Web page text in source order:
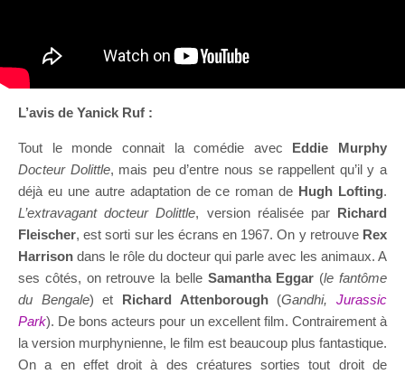
L’avis de Yanick Ruf :
Tout le monde connait la comédie avec Eddie Murphy
Docteur Dolittle, mais peu d’entre nous se rappellent qu’il y a
déjà eu une autre adaptation de ce roman de Hugh Lofting.
L’extravagant docteur Dolittle, version réalisée par Richard
Fleischer, est sorti sur les écrans en 1967. On y retrouve Rex
Harrison dans le rôle du docteur qui parle avec les animaux. A
ses côtés, on retrouve la belle Samantha Eggar (le fantôme
du Bengale) et Richard Attenborough(Gandhi,Jurassic
Park). De bons acteurs pour un excellent film. Contrairement à
la version murphynienne, le film est beaucoup plus fantastique.
On a en effet droit à des créatures sorties tout droit de